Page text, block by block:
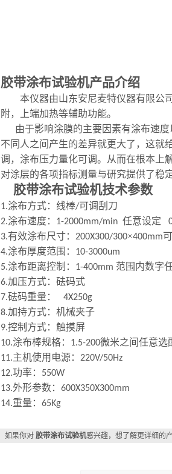
胶带涂布试验机产品介绍
本仪器由山东安尼麦特仪器有限公
附，上端加热等辅助功能。
由于影响涂膜的主要因素有涂布速
不同人之间产生的差异就更大了，这就
调，涂布压力量化可调。
从而在根本上
对涂层的各项指标测量与研究提供了稳
胶带涂布试验机技术参数
1.涂布方式：线棒/可调刮刀
2.涂布速度： 1-2000mm/min 任意设定
3.有效涂布尺寸： 200X300/300×400mm
4.涂布厚度范围： 10-3000um
5.涂布距离控制： 1-400mm 范围内数字
6.加压方式：砝码式
7.砝码重量： 4X250g
8.加持方式：机械夹子
9.控制方式：触摸屏
10.涂布棒规格： 1.5-200微米之间任意选
11.主机使用电源： 220V/50Hz
12.功率： 550W
13.外形参数： 600X350X300mm
14.重量： 65Kg
如果你对 胶带涂布试验机感兴趣，想了解更详细的